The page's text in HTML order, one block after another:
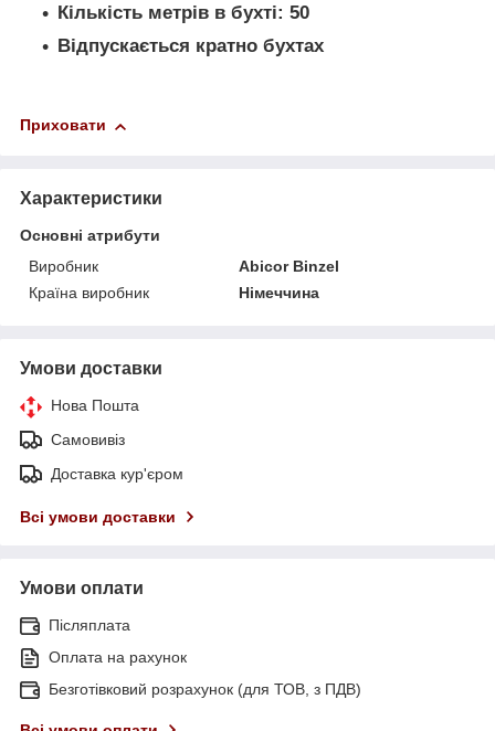
Кількість метрів в бухті: 50
Відпускається кратно бухтах
Приховати
Характеристики
Основні атрибути
Виробник
Abicor Binzel
Країна виробник
Німеччина
Умови доставки
Нова Пошта
Самовивіз
Доставка кур'єром
Всі умови доставки
Умови оплати
Післяплата
Оплата на рахунок
Безготівковий розрахунок (для ТОВ, з ПДВ)